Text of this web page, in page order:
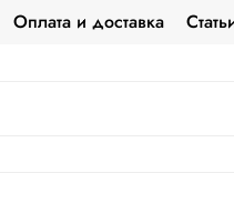
Оплата и доставка